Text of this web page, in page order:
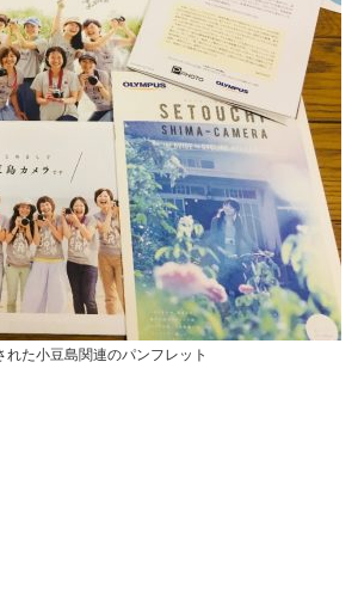
れた小豆島関連のパンフレット